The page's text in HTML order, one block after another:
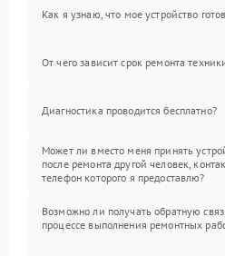
Как я узнаю, что мое устройство
От чего зависит срок ремонта
Диагностика проводится бесплатно?
Может ли вместо меня принять
после ремонта другой человек,
телефон которого я предоставлю?
Возможно ли получать обратную
процессе выполнения ремонтных